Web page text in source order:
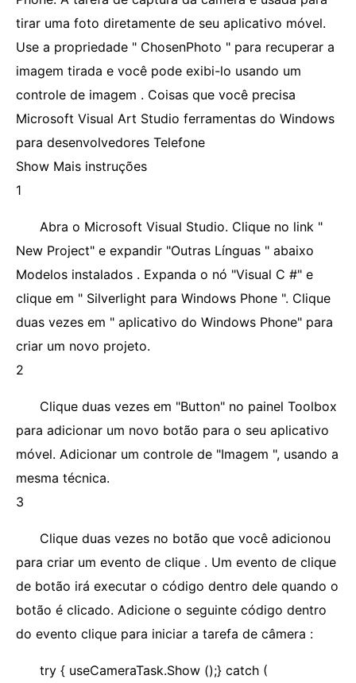
tirar uma foto diretamente de seu aplicativo móvel.
Use a propriedade " ChosenPhoto " para recuperar a
imagem tirada e você pode exibi-lo usando um
controle de imagem . Coisas que você precisa
Microsoft Visual Art Studio ferramentas do Windows
para desenvolvedores Telefone
Show Mais instruções
1
Abra o Microsoft Visual Studio. Clique no link "
New Project" e expandir "Outras Línguas " abaixo
Modelos instalados . Expanda o nó "Visual C #" e
clique em " Silverlight para Windows Phone ". Clique
duas vezes em " aplicativo do Windows Phone" para
criar um novo projeto.
2
Clique duas vezes em "Button" no painel Toolbox
para adicionar um novo botão para o seu aplicativo
móvel. Adicionar um controle de "Imagem ", usando a
mesma técnica.
3
Clique duas vezes no botão que você adicionou
para criar um evento de clique . Um evento de clique
de botão irá executar o código dentro dele quando o
botão é clicado. Adicione o seguinte código dentro
do evento clique para iniciar a tarefa de câmera :
try { useCameraTask.Show ();} catch (